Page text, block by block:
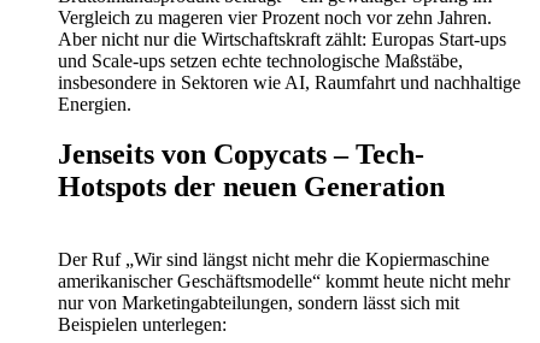
Vergleich zu mageren vier Prozent noch vor zehn Jahren.
Aber nicht nur die Wirtschaftskraft zählt: Europas Start-ups
und Scale-ups setzen echte technologische Maßstäbe,
insbesondere in Sektoren wie AI, Raumfahrt und nachhaltige
Energien.
Jenseits von Copycats – Tech-
Hotspots der neuen Generation
Der Ruf „Wir sind längst nicht mehr die Kopiermaschine
amerikanischer Geschäftsmodelle“ kommt heute nicht mehr
nur von Marketingabteilungen, sondern lässt sich mit
Beispielen unterlegen: